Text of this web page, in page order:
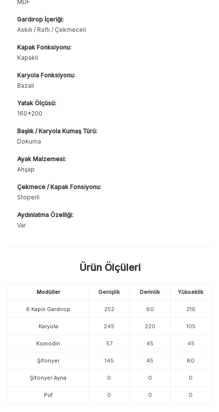
MDF
Gardırop İçeriği:
Askılı / Raflı / Çekmeceli
Kapak Fonksiyonu:
Kapaklı
Karyola Fonksiyonu:
Bazalı
Yatak Ölçüsü:
160*200
Başlık / Karyola Kumaş Türü:
Dokuma
Ayak Malzemesi:
Ahşap
Çekmece / Kapak Fonsiyonu:
Stoperli
Aydınlatma Özelliği:
Var
Ürün Ölçüleri
Modüller Genişlik Derinlik Yükseklik
6 Kapılı Gardırop 252 60 216
Karyola 245 220 105
Komodin 57 45 45
Şifonyer 145 45 80
Şifonyer Ayna 0 0 0
Puf 0 0 0